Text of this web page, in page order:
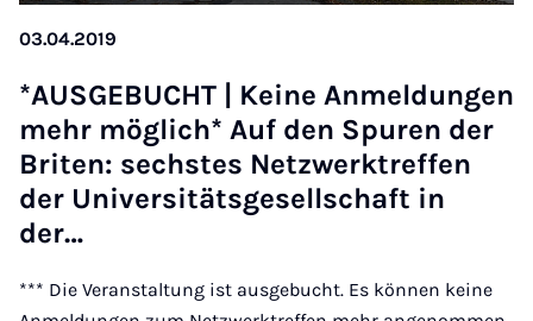
03.04.2019
*AUS­GEBUCHT | Keine An­mel­dun­gen
mehr mög­lich* Auf den Spuren der
Briten: sech­stes Net­zwerktref­fen
der Uni­versitäts­gesell­schaft in
der…
*** Die Veranstaltung ist ausgebucht. Es können keine